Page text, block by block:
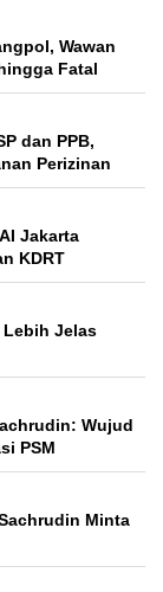
Wawan
Fatal
dan PPB,
Perizinan
Jakarta
KDRT
Lebih Jelas
Wujud
PSM
Minta